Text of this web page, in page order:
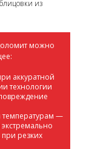
из
можно
аккуратной
технологии
температурам —
при резких